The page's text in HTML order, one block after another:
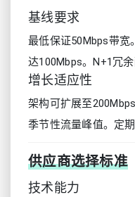
基线要求
最低保证50Mbps带宽
达100Mbps。N+1冗余
增长适应性
架构可扩展至
季节性流量峰值。定
供应商选择标准
技术能力